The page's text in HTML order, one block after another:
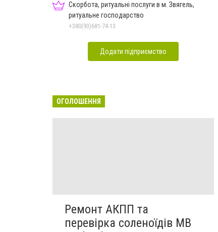
Скорбота, ритуальні послуги в м. Звягель,
ритуальне господарство
+380(93)681-74-13
Додати підприємство
ОГОЛОШЕННЯ
Ремонт АКПП та
перевірка соленоїдів MB